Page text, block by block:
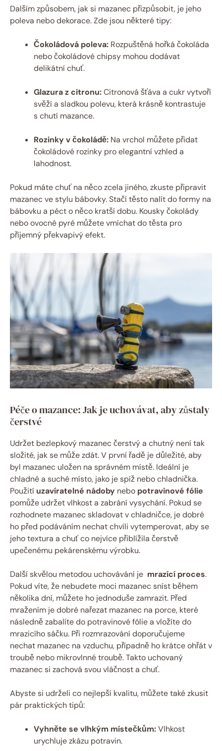
Dalším způsobem, jak si mazanec přizpůsobit, je jeho
poleva nebo dekorace. Zde jsou některé⁢ tipy:
Čokoládová poleva: Rozpuštěná hořká čokoláda
nebo čokoládové chipsy‍ mohou dodávat
delikátní chuť.
Glazura ⁢z ⁤citronu:Citronová šťáva​ a cukr‌ vytvoří
‍svěží a sladkou polevu,⁢ která ⁤krásně kontrastuje
s chutí⁢ mazance.
Rozinky v čokoládě: ⁤Na vrchol můžete přidat⁣
čokoládové rozinky pro ⁤elegantní ‍vzhled a
lahodnost.
Pokud máte chuť na něco zcela jiného, zkuste⁤ připravit
⁤mazanec⁢ ve stylu bábovky. Stačí těsto⁣ nalít do formy⁣ na
bábovku a⁢ péct​ o něco kratší⁣ dobu. Kousky čokolády‍
nebo ovocné pyré můžete vmíchat‍ do těsta pro
příjemný překvapivý⁤ efekt.
Péče o mazance: Jak je uchovávat, aby zůstaly
‍čerstvé
Udržet bezlepkový ​mazanec čerstvý a ⁣chutný ‌není tak
složité, jak se může zdát. V první řadě je důležité, aby
byl mazanec uložen na správném místě.‌ Ideální je
chladné ⁢a suché⁤ místo, jako je spíž nebo chladnička.
⁤Použití uzavíratelné nádoby nebo potravinové⁤ fólie
pomůže udržet vlhkost a zabrání vysychání. Pokud se
rozhodnete mazanec skladovat ‌v ⁣chladničce, je⁢ dobré
ho před podáváním ‍nechat chvíli vytemperovat, aby se
jeho‌ textura a chuť co nejvíce přiblížila čerstvě‍
upečenému pekárenskému ‌výrobku.
Další​ skvělou metodou ​uchovávání je ‌ mrazící⁤ proces.
‌Pokud víte, že nebudete moci mazanec ⁢sníst‍ během
několika dní, ⁣můžete⁤ ho jednoduše zamrazit. Před
⁤mražením je⁢ dobré ​nařezat mazanec na porce, které
následně zabalíte do potravinové fólie a vložíte ​do
‍mrazicího sáčku. Při rozmrazování doporučujeme
nechat mazanec na​ vzduchu, případně ‍ho krátce ohřát v‌
troubě​ nebo ⁤mikrovlnné troubě. Takto‍ uchovaný⁢
mazanec‌ si zachová svou‌ vláčnost a chuť.
Abyste ​si udrželi co nejlepší kvalitu, můžete také zkusit
pár praktických tipů:
Vyhněte se vlhkým ‍místečkům:Vlhkost
urychluje zkázu potravin.